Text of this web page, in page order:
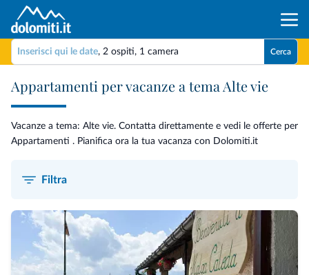
Inserisci qui le date, 2 ospiti, 1 camera Cerca
Appartamenti per vacanze a tema Alte vie
Vacanze a tema: Alte vie. Contatta direttamente e vedi le offerte per
Appartamenti . Pianifica ora la tua vacanza con Dolomiti.it
Filtra